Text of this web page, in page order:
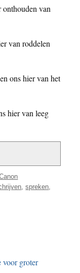
van
van roddelen
ons hier van het
hier van leeg
,spreken
voor groter